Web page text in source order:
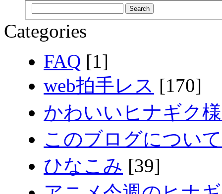
Categories
FAQ [1]
web拍手レス [170]
かわいいヒナギク
このブログについて
ひなこみ [39]